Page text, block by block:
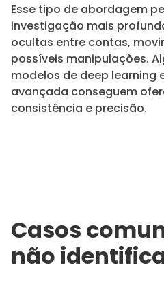
Esse tipo de abordagem
investigação mais
ocultas entre contas,
possíveis manipulações.
modelos de deep learning
avançada conseguem
consistência e precisão.
Casos
não